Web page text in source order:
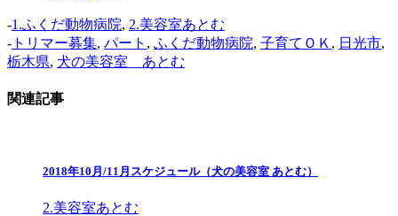
-1.ふくだ動物病院, 2.美容室あとむ
- トリマー募集, パート , ふくだ動物病院, 子育てＯＫ , 日光市,
栃木県, 犬の美容室 あとむ
関連記事
2018年10月/11月スケジュール（犬の美容室 あとむ）
2.美容室あとむ